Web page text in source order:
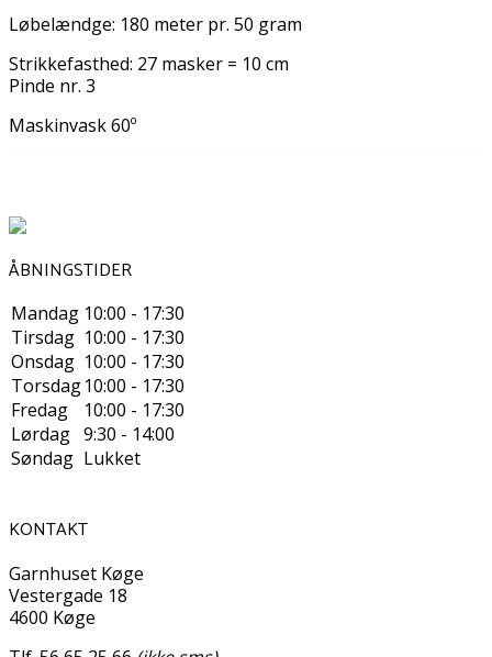
Løbelændge: 180 meter pr. 50 gram
Strikkefasthed: 27 masker = 10 cm
Pinde nr. 3
Maskinvask 60º
ÅBNINGSTIDER
Mandag 10:00 - 17:30
Tirsdag 10:00 - 17:30
Onsdag 10:00 - 17:30
Torsdag10:00 - 17:30
Fredag
10:00 - 17:30
Lørdag 9:30 - 14:00
Søndag Lukket
KONTAKT
Garnhuset Køge
Vestergade 18
4600 Køge